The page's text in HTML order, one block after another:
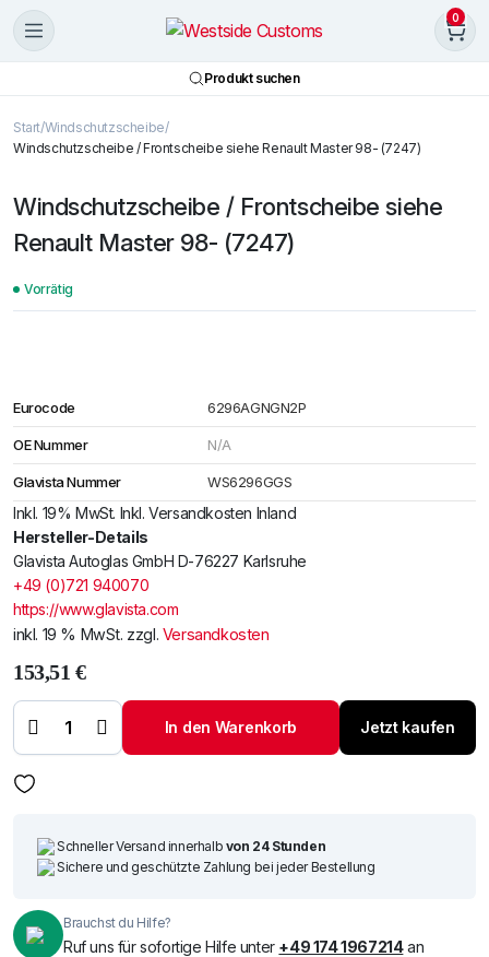
0
Produkt suchen
Start Windschutzscheibe
Windschutzscheibe / Frontscheibe siehe Renault Master 98- (7247)
Windschutzscheibe / Frontscheibe siehe
Renault Master 98- (7247)
Vorrätig
Eurocode 6296AGNGN2P
OE Nummer N/A
Glavista Nummer WS6296GGS
Inkl. 19% MwSt. Inkl. Versandkosten Inland
Hersteller-Details
Glavista Autoglas GmbH D-76227 Karlsruhe
+49 (0)721 940070
https://www.glavista.com
inkl. 19 % MwSt. zzgl. Versandkosten
153,51€
/ Frontscheibe
siehe Renault
Menge
In den Warenkorb Jetzt kaufen
Schneller Versand innerhalb von 24 Stunden
Sichere und geschützte Zahlung bei jeder Bestellung
Brauchst du Hilfe?
Ruf uns für sofortige Hilfe unter +49 174 1967214an